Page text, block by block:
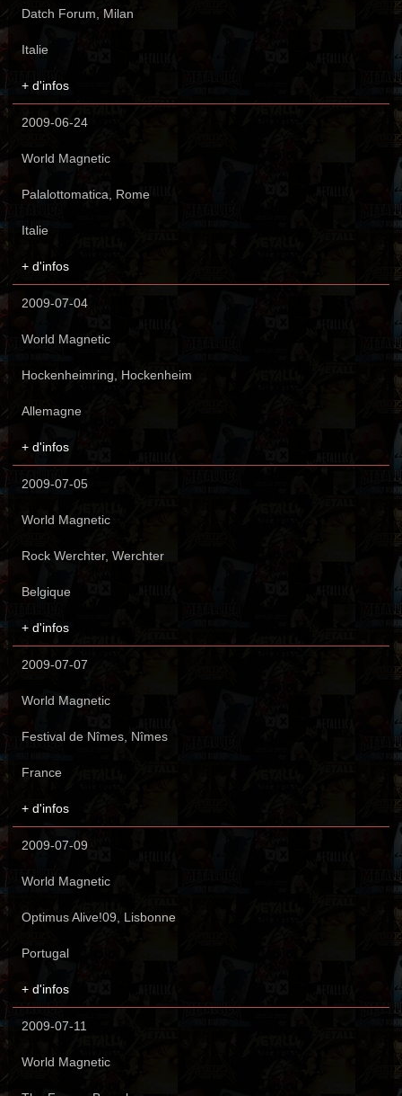
Datch Forum, Milan
Italie
+ d'infos
2009-06-24
World Magnetic
Palalottomatica, Rome
Italie
+ d'infos
2009-07-04
World Magnetic
Hockenheimring, Hockenheim
Allemagne
+ d'infos
2009-07-05
World Magnetic
Rock Werchter, Werchter
Belgique
+ d'infos
2009-07-07
World Magnetic
Festival de Nîmes, Nîmes
France
+ d'infos
2009-07-09
World Magnetic
Optimus Alive!09, Lisbonne
Portugal
+ d'infos
2009-07-11
World Magnetic